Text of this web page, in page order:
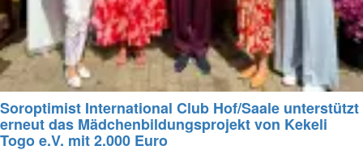
Soroptimist International Club Hof/Saale unterstützt
erneut das Mädchenbildungsprojekt von Kekeli
Togo e.V. mit 2.000 Euro